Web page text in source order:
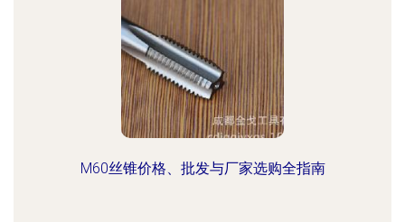
M60丝锥价格、批发与厂家选购全指南